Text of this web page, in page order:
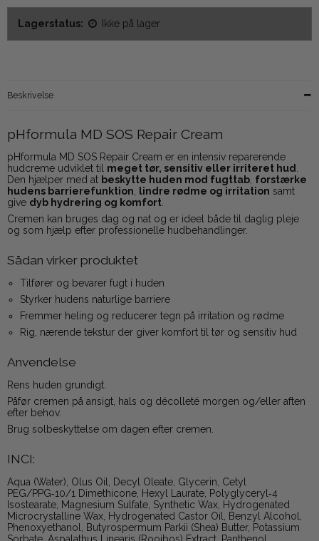
Lagerstatus: Ikke på lager
Beskrivelse
pHformula MD SOS Repair Cream
pHformula MD SOS Repair Cream er en intensiv reparerende
hudcreme udviklet til meget tør, sensitiv eller irriteret hud
Den hjælper med at beskytte huden mod fugttab forstærke
hudens barrierefunktion
lindre rødme og irritation samt
give dyb hydrering og komfort
Cre­men kan bruges dag og nat og er ideel både til daglig pleje
og som hjælp efter professionelle hudbehandlinger.
Sådan virker produktet
Tilfører og bevarer fugt i huden
Styrker hudens naturlige barriere
Fremmer heling og reducerer tegn på irritation og rødme
Rig, nærende tekstur der giver komfort til tør og sensitiv hud
Anvendelse
Rens huden grundigt.
Påfør cremen på ansigt, hals og décolleté morgen og/eller aften
efter behov.
Brug solbeskyttelse om dagen efter cremen.
INCI:
Aqua (Water), Olus Oil, Decyl Oleate, Glycerin, Cetyl
PEG/PPG‑10/1 Dimethicone, Hexyl Laurate, Polyglyceryl‑4
Isostearate, Magnesium Sulfate, Synthetic Wax, Hydrogenated
Microcrystalline Wax, Hydrogenated Castor Oil, Benzyl Alcohol,
Phenoxyethanol, Butyrospermum Parkii (Shea) Butter, Potassium